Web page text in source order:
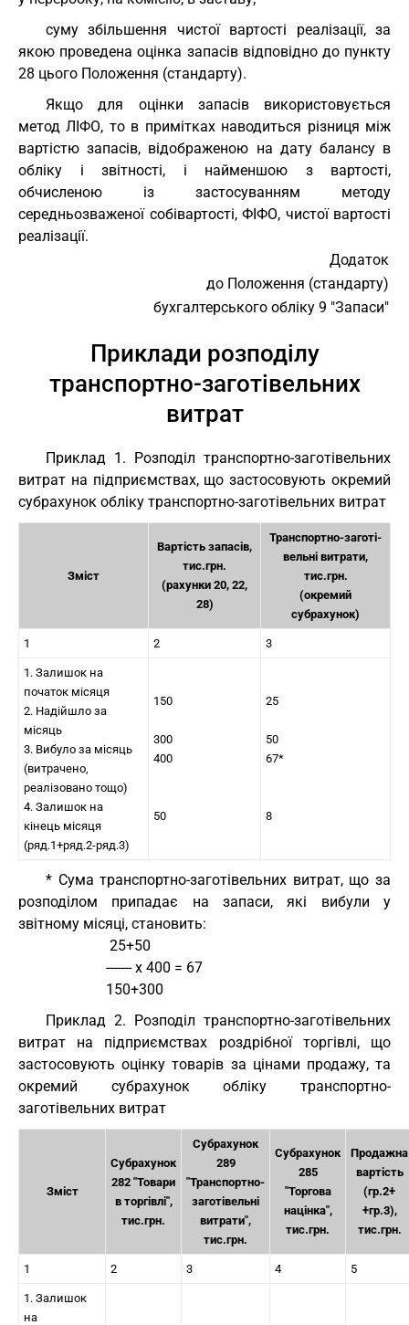
суму збільшення чистої вартості реалізації, за
якою проведена оцінка запасів відповідно до пункту
28 цього Положення (стандарту).
Якщо для оцінки запасів використовується
метод ЛІФО, то в примітках наводиться різниця між
вартістю запасів, відображеною на дату балансу в
обліку і звітності, і найменшою з вартості,
обчисленою із застосуванням методу
середньозваженої собівартості, ФІФО, чистої вартості
реалізації.
Додаток
до Положення (стандарту)
бухгалтерського обліку 9 "Запаси"
Приклади розподілу
транспортно-заготівельних
витрат
Приклад 1. Розподіл транспортно-заготівельних
витрат на підприємствах, що застосовують окремий
субрахунок обліку транспортно-заготівельних витрат
Зміст
Вартість запасів,
тис.грн.
(рахунки 20, 22,
28)
Транспортно-заготі-
вельні витрати,
тис.грн.
(окремий
субрахунок)
1 2 3
1. Залишок на
початок місяця
2. Надійшло за
місяць
3. Вибуло за місяць
(витрачено,
реалізовано тощо)
4. Залишок на
кінець місяця
(ряд.1+ряд.2-ряд.3)
150
300
400
50
25
50
67*
8
* Сума транспортно-заготівельних витрат, що за
розподілом припадає на запаси, які вибули у
звітному місяці, становить:
                         25+50
                        ------- х 400 = 67
                        150+300
Приклад 2. Розподіл транспортно-заготівельних
витрат на підприємствах роздрібної торгівлі, що
застосовують оцінку товарів за цінами продажу, та
окремий субрахунок обліку транспортно-
заготівельних витрат
Зміст
Субрахунок
282 "Товари
в торгівлі",
тис.грн.
Субрахунок
289
"Транспортно-
заготівельні
витрати",
тис.грн.
Субрахунок
285
"Торгова
націнка",
тис.грн.
Продажна
вартість
(гр.2+
+гр.3),
тис.грн.
1 2 3 4 5
1. Залишок
на